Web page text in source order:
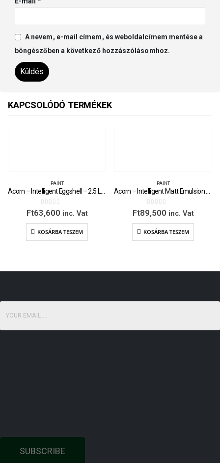
A nevem, e-mail címem, és weboldalcímem mentése a
böngészőben a következő hozzászólásomhoz.
KAPCSOLÓDÓ TERMÉKEK
PAINT
Acorn – Intelligent Eggshell – 2.5 Litre
0 out of 5
Ft63,600 inc. Vat
KOSÁRBA TESZEM
PAINT
0 out of 5
Ft89,500 inc. Vat
KOSÁRBA TESZEM
SUBSCRIBE